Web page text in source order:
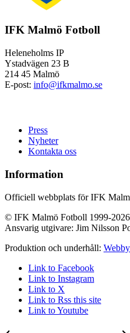
IFK Malmö Fotboll
Heleneholms IP
Ystadvägen 23 B
214 45 Malmö
E-post: info@ifkmalmo.se
Press
Nyheter
Kontakta oss
Information
Officiell webbplats för IFK
© IFK Malmö Fotboll 1999-2026
Ansvarig utgivare: Jim Nilsson
Produktion och underhåll:
Link to Facebook
Link to Instagram
Link to X
Link to Rss this site
Link to Youtube